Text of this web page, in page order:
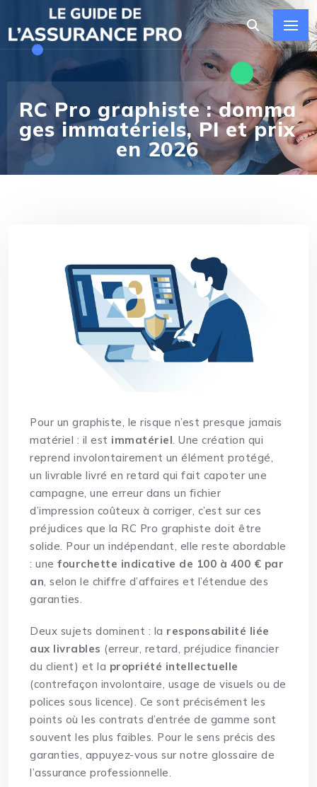
RC Pro graphiste : domma
ges immatériels, PI et prix
en 2026
Pour un graphiste, le risque n’est presque jamais
matériel : il est immatériel. Une création qui
reprend involontairement un élément protégé,
un livrable livré en retard qui fait capoter une
campagne, une erreur dans un fichier
d’impression coûteux à corriger, c’est sur ces
préjudices que la RC Pro graphiste doit être
solide. Pour un indépendant, elle reste abordable
: unefourchette indicative de 100 à 400 € par
an, selon le chiffre d’affaires et l’étendue des
garanties.
Deux sujets dominent : la responsabilité liée
aux livrables (erreur, retard, préjudice financier
du client) et la propriété intellectuelle
(contrefaçon involontaire, usage de visuels ou de
polices sous licence). Ce sont précisément les
points où les contrats d’entrée de gamme sont
souvent les plus faibles. Pour le sens précis des
garanties, appuyez-vous sur notreglossaire de
l’assurance professionnelle.